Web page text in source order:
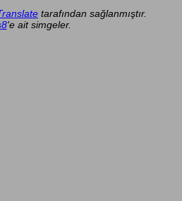
tarafından sağlanmıştır.
'e ait simgeler.